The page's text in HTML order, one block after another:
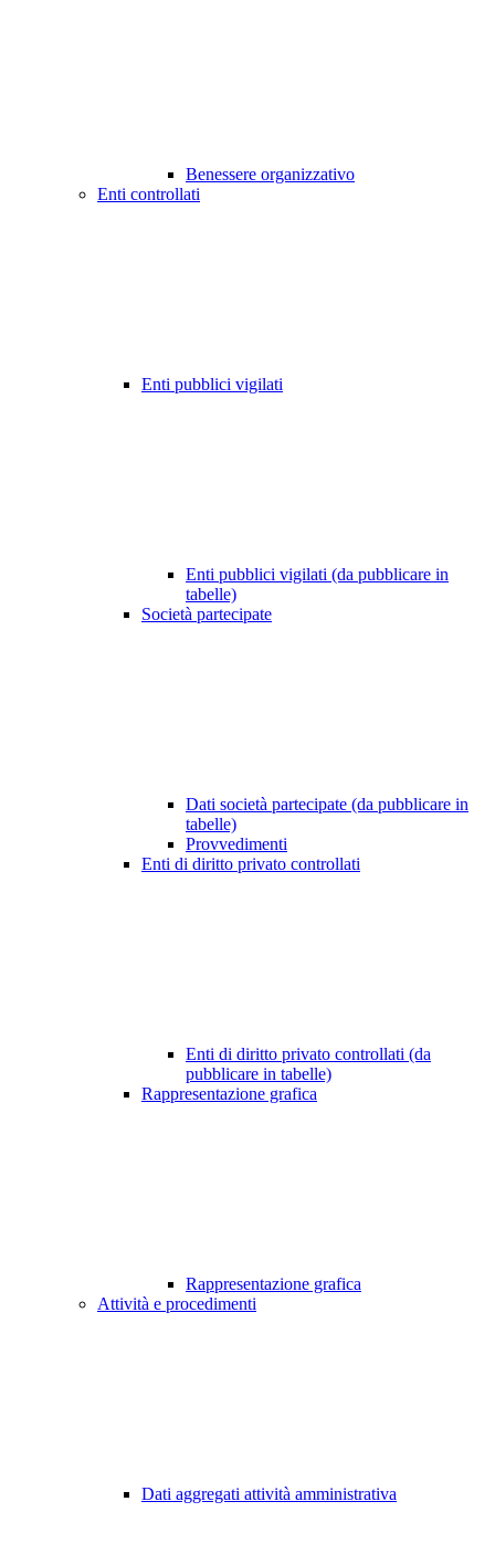
Benessere organizzativo
Enti controllati
Enti pubblici vigilati
Enti pubblici vigilati (da pubblicare in
tabelle)
Società partecipate
Dati società partecipate (da pubblicare in
tabelle)
Provvedimenti
Enti di diritto privato controllati
Enti di diritto privato controllati (da
pubblicare in tabelle)
Rappresentazione grafica
Rappresentazione grafica
Attività e procedimenti
Dati aggregati attività amministrativa